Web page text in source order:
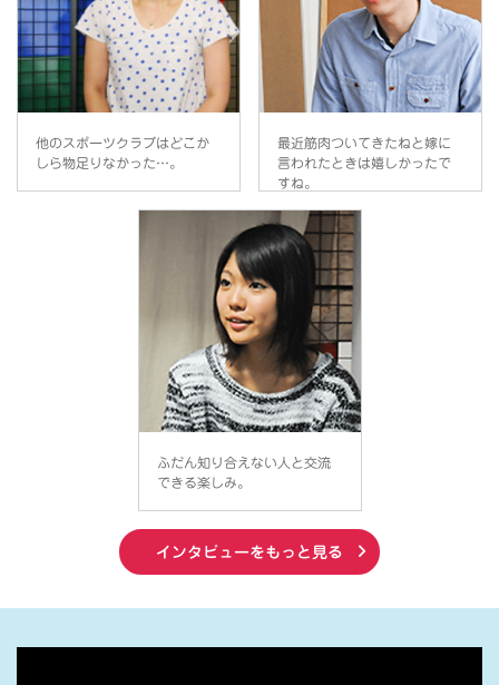
他のスポーツクラブはどこか
しら物足りなかった…。
最近筋肉ついてきたねと嫁に
言われたときは嬉しかったで
すね。
ふだん知り合えない人と交流
できる楽しみ。
インタビューをもっと見る